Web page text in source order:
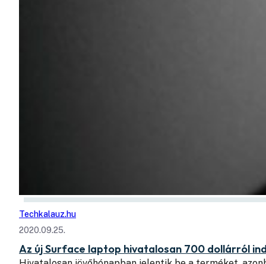
Techkalauz.hu
2020.09.25.
Az új Surface laptop hivatalosan 700 dollárról